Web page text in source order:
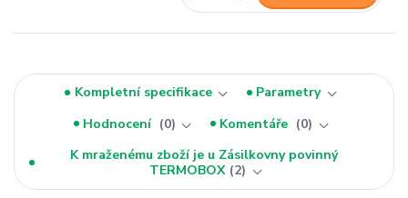
Kompletní specifikace
Parametry
Hodnocení
0 Komentáře
0
K mraženému zboží je u Zásilkovny povinný
TERMOBOX 2